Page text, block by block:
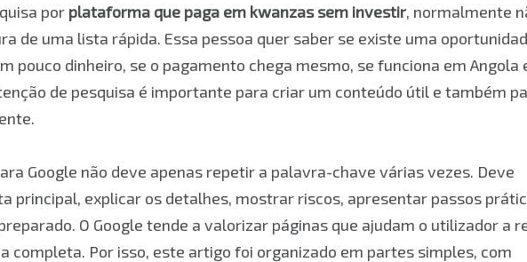
por plataforma que paga em kwanzas sem investir, normalmente
de uma lista rápida. Essa pessoa quer saber se existe uma
pouco dinheiro, se o pagamento chega mesmo, se funciona em Angola
de pesquisa é importante para criar um conteúdo útil e também
Google não deve apenas repetir a palavra-chave várias vezes. Deve
principal, explicar os detalhes, mostrar riscos, apresentar passos
O Google tende a valorizar páginas que ajudam o utilizador a
completa. Por isso, este artigo foi organizado em partes simples, com